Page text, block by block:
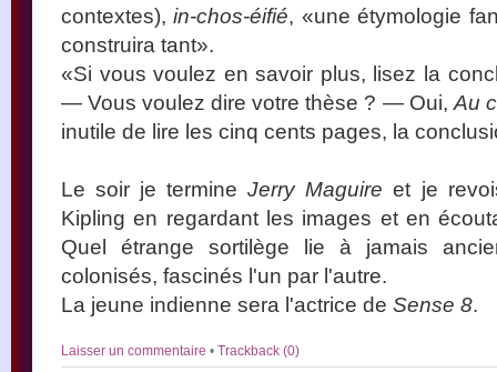
contextes),in-chos-éifié, «une étymologie
construira tant».
«Si vous voulez en savoir plus, lisez la
— Vous voulez dire votre thèse ? — Oui, Au
inutile de lire les cinq cents pages, la
Le soir je termineJerry Maguire et je
Kipling en regardant les images et en
Quel étrange sortilège lie à jamais
colonisés, fascinés l'un par l'autre.
La jeune indienne sera l'actrice de Sense 8.
Laisser un commentaire • Trackback (0)